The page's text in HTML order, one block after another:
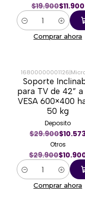
$19.900$11.900
Cantidad
Comprar ahora
-64%
16800000001126|
Soporte
para TV de 42” a
VESA 600×400
50 kg
Deposito
$29.900
Otros
$29.900
Cantidad
Comprar ahora